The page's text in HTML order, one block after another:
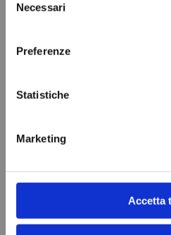
delNecessari
Preferenze
Statistiche
Marketing
Accetta
DA OGGI
NOSTRO
SPEDIZIONE
VAI ALLO